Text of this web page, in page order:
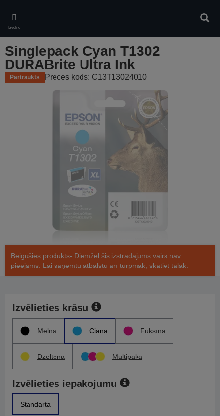
main
content
Izvēlne
Singlepack Cyan T1302
DURABrite Ultra Ink
Pārtraukts Preces kods: C13T13024010
Beigušies produkts- Diemžēl šis izstrādājums vairs nav
pieejams. Lai saņemtu atbalstu arī turpmāk, skatiet tālāk.
Izvēlieties krāsu
Melna Ciāna Fuksīna
Dzeltena Multipaka
Izvēlieties iepakojumu
Standarta